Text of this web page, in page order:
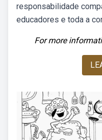
responsabilidade
educadores e toda a
For more